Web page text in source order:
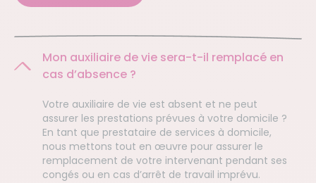
Mon auxiliaire de vie sera-t-il remplacé en
cas d’absence ?
Votre auxiliaire de vie est absent et ne peut
assurer les prestations prévues à votre domicile ?
En tant que prestataire de services à domicile,
nous mettons tout en œuvre pour assurer le
remplacement de votre intervenant pendant ses
congés ou en cas d’arrêt de travail imprévu.